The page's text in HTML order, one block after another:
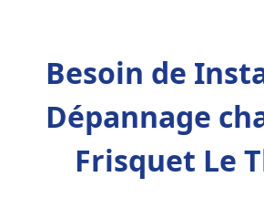
Besoin de
Dépannage
Frisquet Le